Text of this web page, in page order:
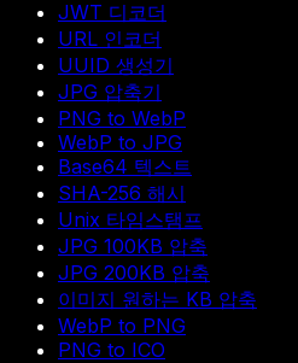
JWT 디코더
URL 인코더
UUID 생성기
JPG 압축기
PNG to WebP
WebP to JPG
Base64 텍스트
SHA-256 해시
Unix 타임스탬프
JPG 100KB 압축
JPG 200KB 압축
이미지 원하는 KB 압축
WebP to PNG
PNG to ICO